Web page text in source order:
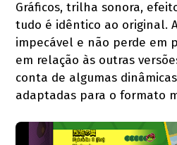
Gráficos, trilha sonora,
tudo é idêntico ao original.
impecável e não perde em
em relação às outras
conta de algumas
adaptadas para o formato